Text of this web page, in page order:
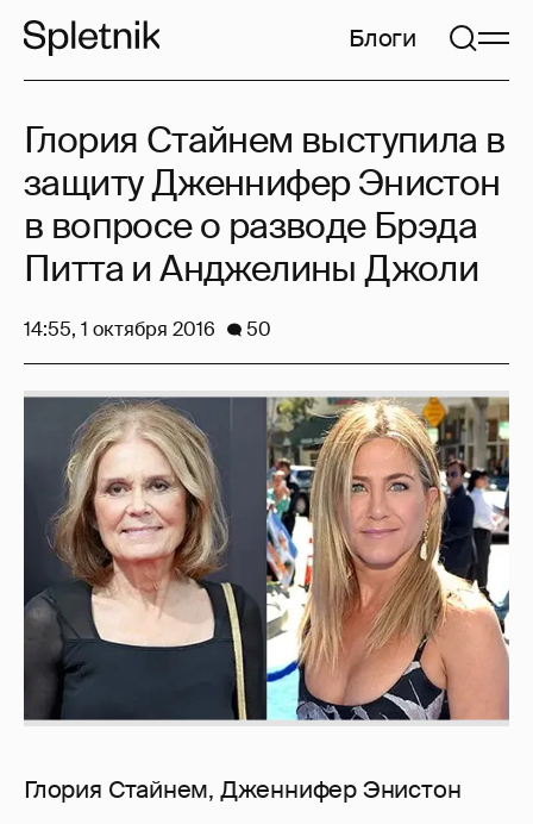
Блоги
Глория Стайнем, Дженнифер Энистон
Глория Стайнем выступила в
защиту Дженнифер Энистон
в вопросе о разводе Брэда
Питта и Анджелины Джоли
14:55, 1 октября 2016 50